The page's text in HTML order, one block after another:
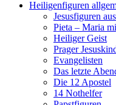
Heiligenfiguren
Jesusfiguren
Pieta – Maria
Heiliger Geist
Prager
Evangelisten
Das letzte
Die 12 Apostel
14 Nothelfer